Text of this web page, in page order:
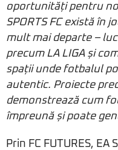
oportunități pentru
SPORTS FC există în
mult mai departe –
precum LA LIGA și
spații unde fotbalul
autentic. Proiecte
demonstrează cum
împreună și poate
Prin FC FUTURES, EA